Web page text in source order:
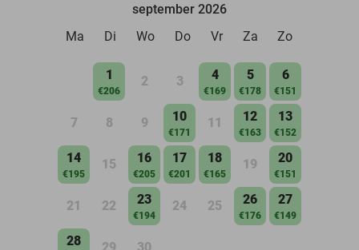
september 2026
Ma
Di Wo Do Vr Za Zo
1
€206
2 3 4
€169
5
€178
6
€151
7 8 9 10
€171
11 12
€163
13
€152
14
€195
15 16
€205
17
€201
18
€165
19 20
€151
21 22 23
€194
24 25 26
€176
27
€149
28